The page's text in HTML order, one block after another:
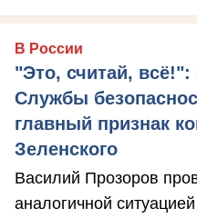
В России
"Это, считай, всё!":
Службы
главный признак
Зеленского
Василий Прозоров
аналогичной